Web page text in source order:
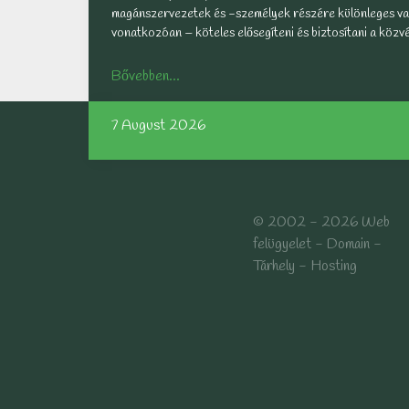
magánszervezetek és -személyek részére különleges
vonatkozóan – köteles elősegíteni és biztosítani a
Bővebben...
7 August 2026
© 2002 - 2026 Web
felügyelet - Domain -
Tárhely - Hosting